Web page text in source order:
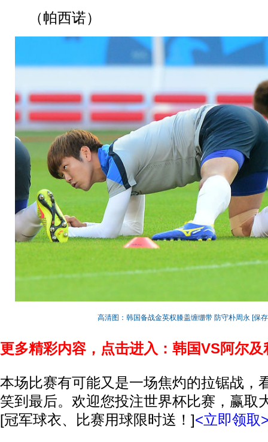
（帕西诺）
高清图：韩国备战金英权膝盖缠绷带 防守朴周永 [保
更多精彩内容，点击进入：韩国VS阿尔
本场比赛有可能又是一场焦灼的拉锯战，
笑到最后。欢迎您投注世界杯比赛，赢取
[冠军球衣、比赛用球限时送！]<立即领取